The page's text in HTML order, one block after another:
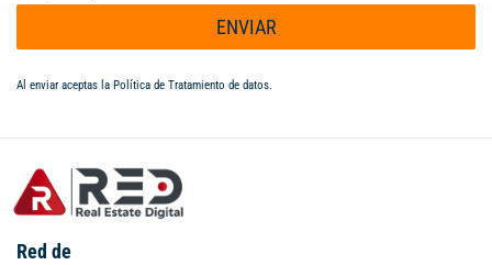
ENVIAR
Al enviar aceptas la Política de Tratamiento de datos.
Red de